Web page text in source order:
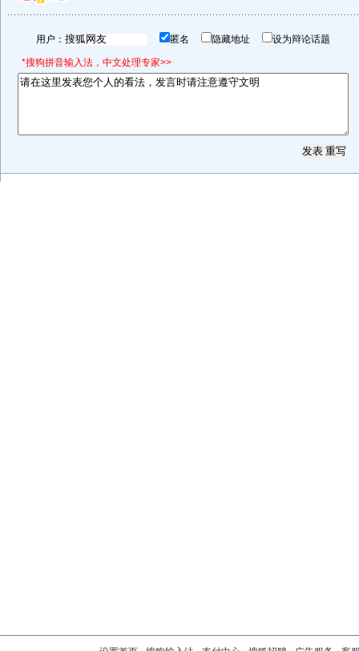
用户： 匿名 隐藏地址 设为辩论话题
*搜狗拼音输入法，中文处理专家>>